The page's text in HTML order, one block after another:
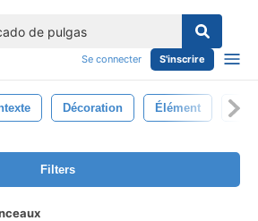
Se connecter S'inscrire
Décoration Élément
Filters